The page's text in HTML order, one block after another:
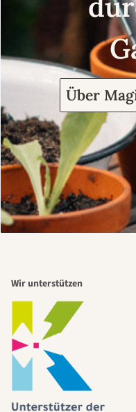
Über
Wir unterstützen